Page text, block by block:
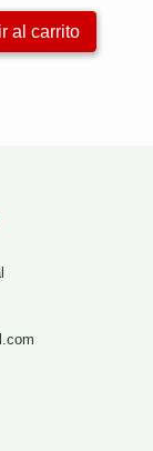
al carrito